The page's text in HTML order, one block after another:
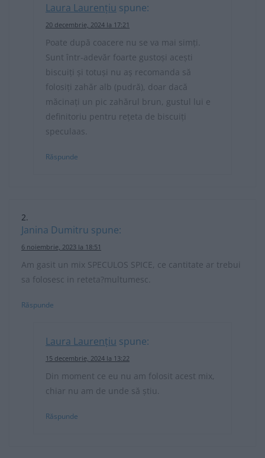
Laura Laurențiu spune:
20 decembrie, 2024 la 17:21
Poate după coacere nu se va mai simți.
Sunt într-adevăr foarte gustoși acești
biscuiți și totuși nu aș recomanda să
folosiți zahăr alb (pudră), doar dacă
măcinați un pic zahărul brun, gustul lui e
definitoriu pentru rețeta de biscuiți
speculaas.
Răspunde
Janina Dumitru spune:
6 noiembrie, 2023 la 18:51
Am gasit un mix SPECULOS SPICE, ce cantitate ar trebui
sa folosesc in reteta?multumesc.
Răspunde
Laura Laurențiu spune:
15 decembrie, 2024 la 13:22
Din moment ce eu nu am folosit acest mix,
chiar nu am de unde să știu.
Răspunde